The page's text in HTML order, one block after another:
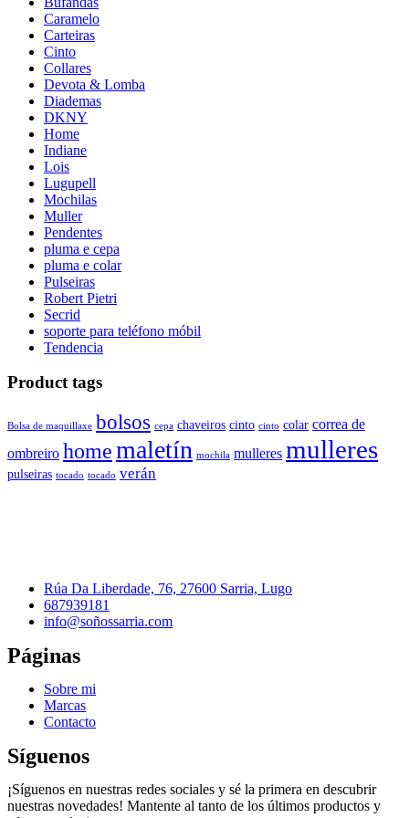
Caramelo
Carteiras
Cinto
Collares
Devota & Lomba
Diademas
DKNY
Home
Indiane
Lois
Lugupell
Mochilas
Muller
Pendentes
pluma e cepa
pluma e colar
Pulseiras
Robert Pietri
Secrid
soporte para teléfono móbil
Tendencia
Product tags
Bolsa de maquillaxe bolsos cepa chaveiros cinto cinto colar correa de
ombreiro homemaletín mochila mulleres mulleres
pulseiras tocado tocado verán
Rúa Da Liberdade, 76, 27600 Sarria, Lugo
687939181
info@soñossarria.com
Páginas
Sobre mi
Marcas
Contacto
Síguenos
¡Síguenos en nuestras redes sociales y sé la primera en descubrir
nuestras novedades! Mantente al tanto de los últimos productos y